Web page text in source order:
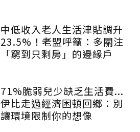
中低收入老人生活津貼調升
23.5%！老盟呼籲：多關注
「窮到只剩房」的邊緣戶
71%脆弱兒少缺乏生活費...
伊比走過經濟困頓回鄉：別
讓環境限制你的想像